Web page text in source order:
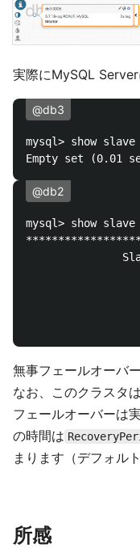
実際にMySQL Server
@db3
mysql> show
@db2
mysql> show
無事フェールオーバ
なお、このクラスタ
フェールオーバーは
の時間は
まります（デフォル
所感